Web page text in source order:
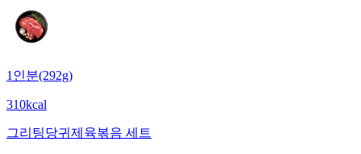
1인분(292g)
310kcal
그리팅당귀제육볶음 세트